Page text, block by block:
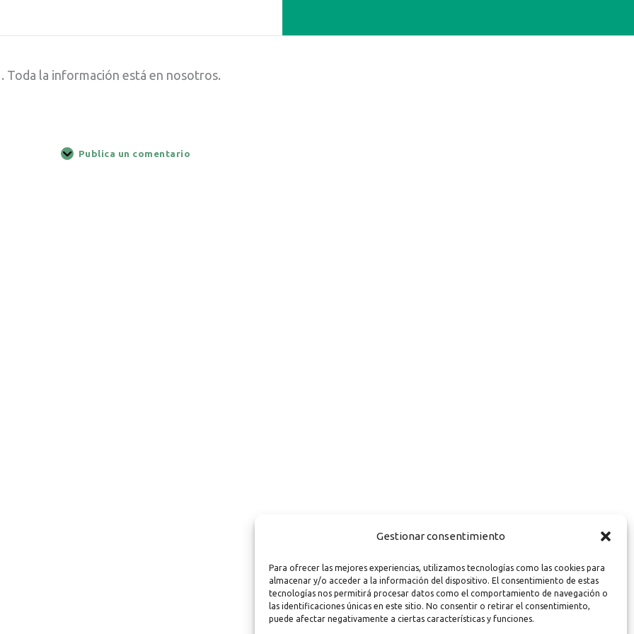
Gestionar consentimiento
Para ofrecer las mejores experiencias, utilizamos tecnologías como las cookies para
almacenar y/o acceder a la información del dispositivo. El consentimiento de estas
tecnologías nos permitirá procesar datos como el comportamiento de navegación o
las identificaciones únicas en este sitio. No consentir o retirar el consentimiento,
puede afectar negativamente a ciertas características y funciones.
Toda la información está en nosotros.
Publica un comentario